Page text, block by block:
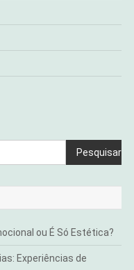
Pesquisar
ou É Só Estética?
Experiências de